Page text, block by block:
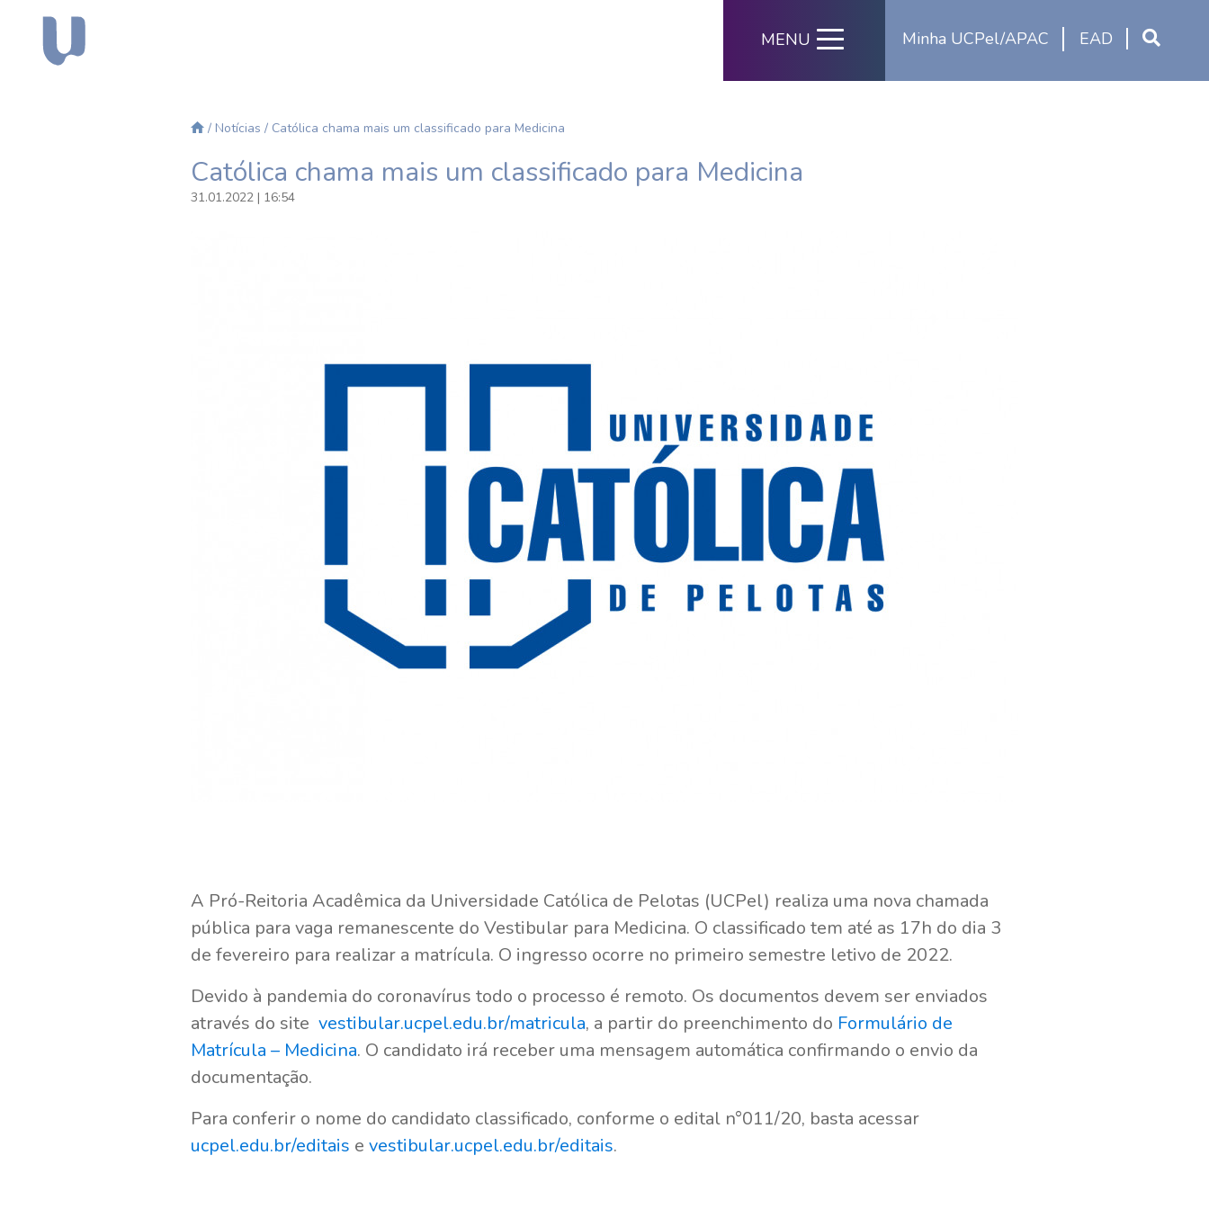
Minha UCPel/APAC EAD
MENU
/ Notícias / Católica chama mais um classificado para Medicina
Católica chama mais um classificado para Medicina
31.01.2022 | 16:54
A Pró-Reitoria Acadêmica da Universidade Católica de Pelotas (UCPel) realiza uma nova chamada
pública para vaga remanescente do Vestibular para Medicina. O classificado tem até as 17h do dia 3
de fevereiro para realizar a matrícula. O ingresso ocorre no primeiro semestre letivo de 2022.
Devido à pandemia do coronavírus todo o processo é remoto. Os documentos devem ser enviados
através do site vestibular.ucpel.edu.br/matricula, a partir do preenchimento do Formulário de
Matrícula – Medicina. O candidato irá receber uma mensagem automática confirmando o envio da
documentação.
Para conferir o nome do candidato classificado, conforme o edital n°011/20, basta acessar
ucpel.edu.br/editais e vestibular.ucpel.edu.br/editais.